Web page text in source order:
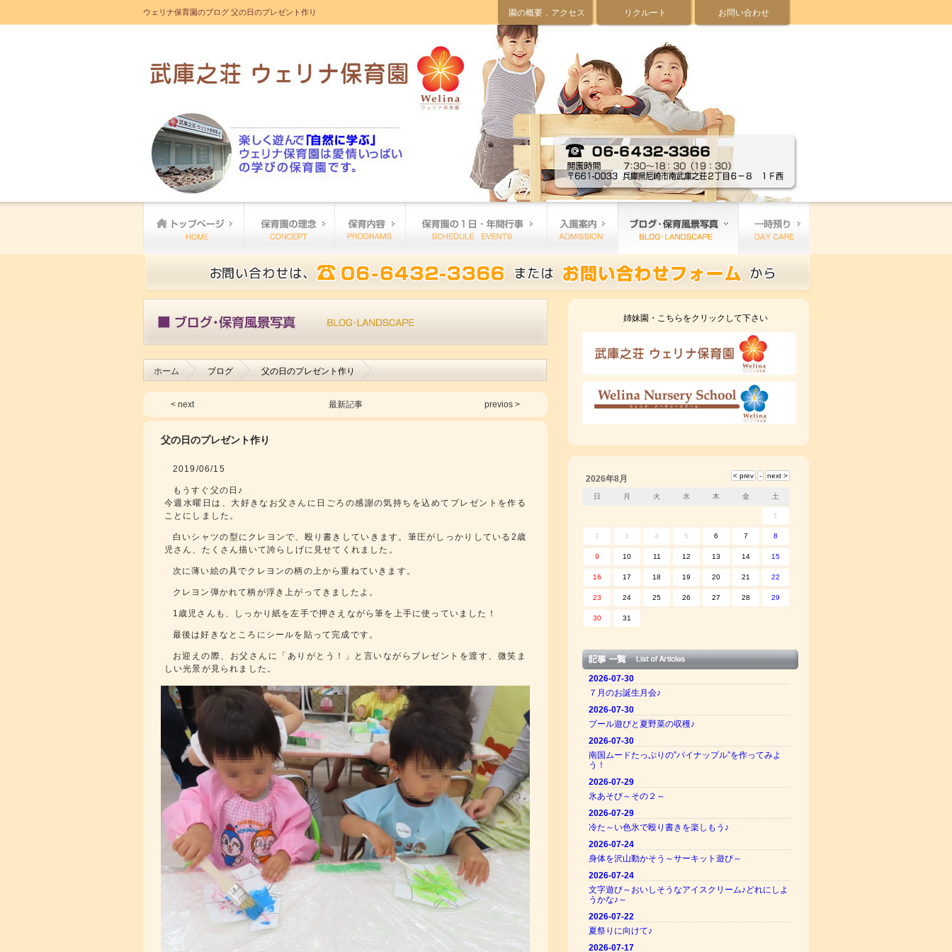
ウェリナ保育園のブログ 父の日のプレゼント作り 園の概要．アクセス リクルート お問い合わせ
ホーム ブログ 父の日のプレゼント作り
< next 最新記事 previos >
父の日のプレゼント作り
2019/06/15
もうすぐ父の日♪
今週水曜日は、大好きなお父さんに日ごろの感謝の気持ちを込めてプレゼントを作る
ことにしました。
白いシャツの型にクレヨンで、殴り書きしていきます。筆圧がしっかりしている2歳
児さん、たくさん描いて誇らしげに見せてくれました。
次に薄い絵の具でクレヨンの柄の上から重ねていきます。
クレヨン弾かれて柄が浮き上がってきましたよ。
1歳児さんも、しっかり紙を左手で押さえながら筆を上手に使っていました！
最後は好きなところにシールを貼って完成です。
お迎えの際、お父さんに「ありがとう！」と言いながらプレゼントを渡す、微笑ま
しい光景が見られました。
姉妹園・こちらをクリックして下さい
2026年8月
日 月 火 水 木 金 土
1
2 3 4 5 6 7 8
9 10 11 12 13 14 15
16 17 18 19 20 21 22
23 24 25 26 27 28 29
30 31